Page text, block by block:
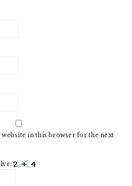
website in this browser for the next